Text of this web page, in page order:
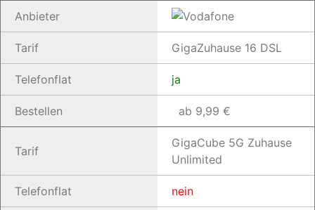
Anbieter
Tarif GigaZuhause 16 DSL
Telefonflat ja
Bestellen ab 9,99 €
Tarif
GigaCube 5G Zuhause
Unlimited
Telefonflat nein